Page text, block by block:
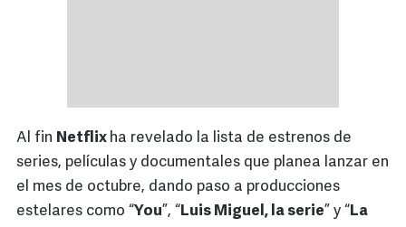
Al fin Netflix ha revelado la lista de estrenos de
series, películas y documentales que planea lanzar en
el mes de octubre, dando paso a producciones
estelares como “You”, “Luis Miguel, la serie” y “La